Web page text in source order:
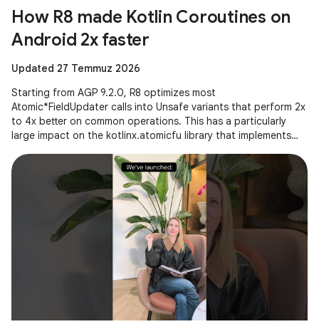
How R8 made Kotlin Coroutines on
Android 2x faster
Updated 27 Temmuz 2026
Starting from AGP 9.2.0, R8 optimizes most
Atomic*FieldUpdater calls into Unsafe variants that perform 2x
to 4x better on common operations. This has a particularly
large impact on the kotlinx.atomicfu library that implements